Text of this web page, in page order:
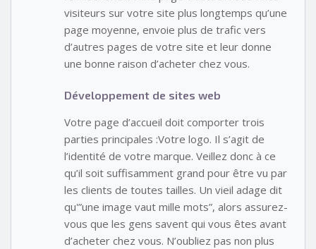
visiteurs sur votre site plus longtemps qu’une
page moyenne, envoie plus de trafic vers
d’autres pages de votre site et leur donne
une bonne raison d’acheter chez vous.
Développement de sites web
Votre page d’accueil doit comporter trois
parties principales :Votre logo. Il s’agit de
l’identité de votre marque. Veillez donc à ce
qu’il soit suffisamment grand pour être vu par
les clients de toutes tailles. Un vieil adage dit
qu'”une image vaut mille mots”, alors assurez-
vous que les gens savent qui vous êtes avant
d’acheter chez vous. N’oubliez pas non plus